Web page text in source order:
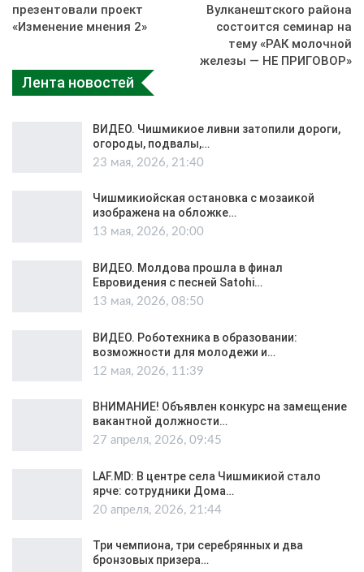
презентовали проект
«Изменение мнения 2»
Вулканештского района
состоится семинар на
тему «РАК молочной
железы — НЕ ПРИГОВОР»
Лента новостей
ВИДЕО. Чишмикиое ливни затопили дороги,
огороды, подвалы,…
23 мая, 2026, 21:40
Чишмикиойская остановка с мозаикой
изображена на обложке…
13 мая, 2026, 20:00
ВИДЕО. Молдова прошла в финал
Евровидения с песней Satohi…
13 мая, 2026, 08:50
ВИДЕО. Роботехника в образовании:
возможности для молодежи и…
12 мая, 2026, 11:39
ВНИМАНИЕ! Объявлен конкурс на замещение
вакантной должности…
27 апреля, 2026, 09:45
LAF.MD: В центре села Чишмикиой стало
ярче: сотрудники Дома…
20 апреля, 2026, 21:44
Три чемпиона, три серебрянных и два
бронзовых призера…